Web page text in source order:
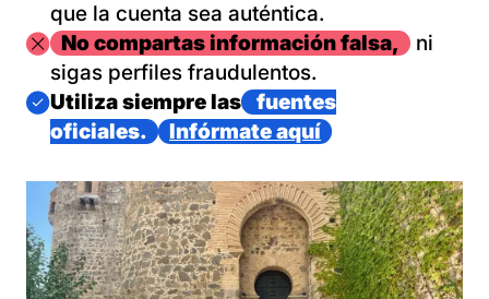
que la cuenta sea auténtica.
ImagenNo compartas información falsa,
ni
sigas perfiles fraudulentos.
Imagen
Utiliza siempre las
fuentes
oficiales.
Infórmate aquí